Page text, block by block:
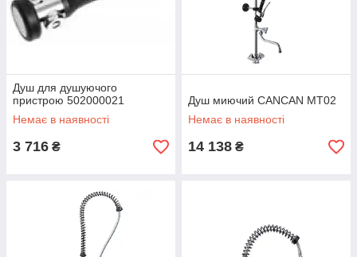
Душ для душуючого
пристрою 502000021
Немає в наявності
3 716 ₴
Душ миючий CANCAN MT02
Немає в наявності
14 138 ₴